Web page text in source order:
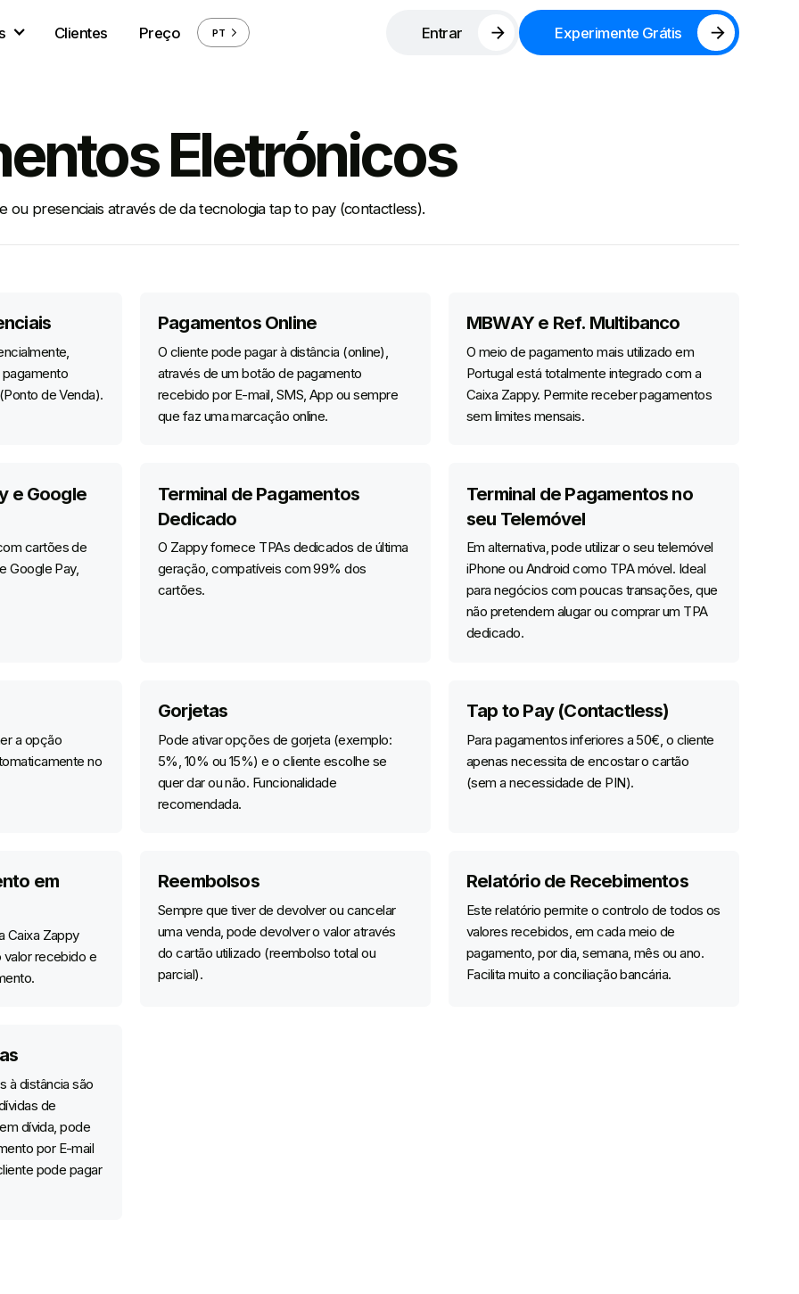
Clientes Preço PT Entrar Experimente Grátis
Eletrónicos
ou presenciais através de da tecnologia tap to pay (contactless).
de Venda).
Pagamentos Online
O cliente pode pagar à distância (online),
através de um botão de pagamento
recebido por E-mail, SMS, App ou sempre
que faz uma marcação online.
MBWAY e Ref. Multibanco
O meio de pagamento mais utilizado em
Portugal está totalmente integrado com a
Caixa Zappy. Permite receber pagamentos
sem limites mensais.
e Google
cartões de
Google Pay,
Terminal de Pagamentos
Dedicado
O Zappy fornece TPAs dedicados de última
geração, compatíveis com 99% dos
cartões.
Terminal de Pagamentos no
seu Telemóvel
Em alternativa, pode utilizar o seu telemóvel
iPhone ou Android como TPA móvel. Ideal
para negócios com poucas transações, que
não pretendem alugar ou comprar um TPA
dedicado.
a opção
no
Gorjetas
Pode ativar opções de gorjeta (exemplo:
5%, 10% ou 15%) e o cliente escolhe se
quer dar ou não. Funcionalidade
recomendada.
Tap to Pay (Contactless)
Para pagamentos inferiores a 50€, o cliente
apenas necessita de encostar o cartão
(sem a necessidade de PIN).
em
Caixa Zappy
recebido e
Reembolsos
Sempre que tiver de devolver ou cancelar
uma venda, pode devolver o valor através
do cartão utilizado (reembolso total ou
parcial).
Relatório de Recebimentos
Este relatório permite o controlo de todos os
valores recebidos, em cada meio de
pagamento, por dia, semana, mês ou ano.
Facilita muito a conciliação bancária.
à distância são
de
dívida, pode
por E-mail
pode pagar